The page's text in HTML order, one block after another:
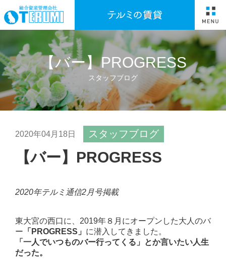
【バー】PROGRESS
スタッフブログ
2020年04月18日 スタッフブログ
【バー】PROGRESS
2020年テルミ通信2月号掲載
東大宮の西口に、2019年８月にオープンした大人のバ
ー 「PROGRESS」 に潜入してきました。
「一人でいつものバー行ってくる」とか言いたい人生
だった。